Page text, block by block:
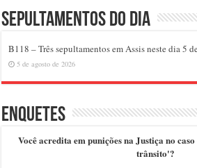
Sepultamentos do dia
B118 – Três sepultamentos em Assis neste dia 5
5 de agosto de 2026
Enquetes
Você acredita em punições na Justiça no
trânsito'?